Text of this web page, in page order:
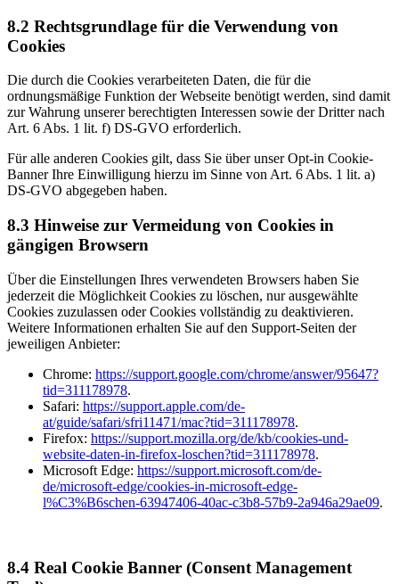
8.2 Rechtsgrundlage für die Verwendung von
Cookies
Die durch die Cookies verarbeiteten Daten, die für die
ordnungsmäßige Funktion der Webseite benötigt werden, sind damit
zur Wahrung unserer berechtigten Interessen sowie der Dritter nach
Art. 6 Abs. 1 lit. f) DS-GVO erforderlich.
Für alle anderen Cookies gilt, dass Sie über unser Opt-in Cookie-
Banner Ihre Einwilligung hierzu im Sinne von Art. 6 Abs. 1 lit. a)
DS-GVO abgegeben haben.
8.3 Hinweise zur Vermeidung von Cookies in
gängigen Browsern
Über die Einstellungen Ihres verwendeten Browsers haben Sie
jederzeit die Möglichkeit Cookies zu löschen, nur ausgewählte
Cookies zuzulassen oder Cookies vollständig zu deaktivieren.
Weitere Informationen erhalten Sie auf den Support-Seiten der
jeweiligen Anbieter:
Chrome: https://support.google.com/chrome/answer/95647?
tid=311178978.
Safari: https://support.apple.com/de-
at/guide/safari/sfri11471/mac?tid=311178978.
Firefox: https://support.mozilla.org/de/kb/cookies-und-
website-daten-in-firefox-loschen?tid=311178978.
Microsoft Edge: https://support.microsoft.com/de-
de/microsoft-edge/cookies-in-microsoft-edge-
l%C3%B6schen-63947406-40ac-c3b8-57b9-2a946a29ae09.
8.4 Real Cookie Banner (Consent Management